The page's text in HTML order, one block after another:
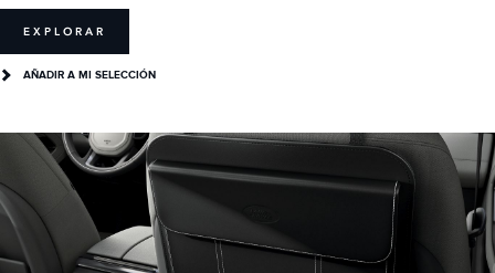
EXPLORAR
AÑADIR A MI SELECCIÓN